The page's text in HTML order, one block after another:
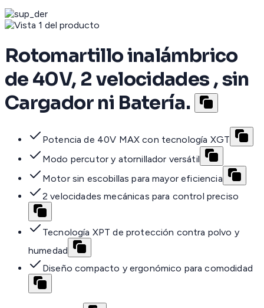
Rotomartillo inalámbrico
de 40V, 2 velocidades , sin
Cargador ni Batería.
Potencia de 40V MAX con tecnología XGT
Modo percutor y atornillador versátil
Motor sin escobillas para mayor eficiencia
2 velocidades mecánicas para control preciso
Tecnología XPT de protección contra polvo y
humedad
Diseño compacto y ergonómico para comodidad